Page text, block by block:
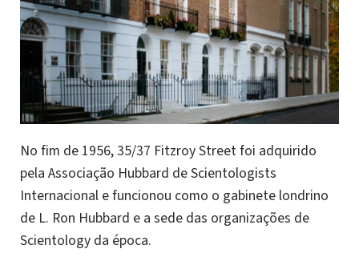
No fim de 1956, 35/37 Fitzroy Street foi adquirido
pela Associação Hubbard de Scientologists
Internacional e funcionou como o gabinete londrino
de L. Ron Hubbard e a sede das organizações de
Scientology da época.